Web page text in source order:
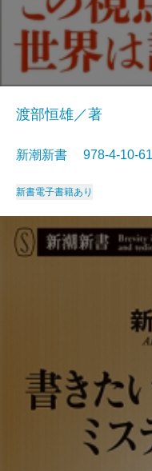
渡部恒雄／著
新潮新書 978-4-10-
新書電子書籍あり